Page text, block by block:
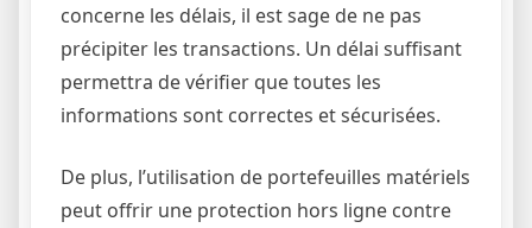
concerne les délais, il est sage de ne pas
précipiter les transactions. Un délai suffisant
permettra de vérifier que toutes les
informations sont correctes et sécurisées.
De plus, l’utilisation de portefeuilles matériels
peut offrir une protection hors ligne contre